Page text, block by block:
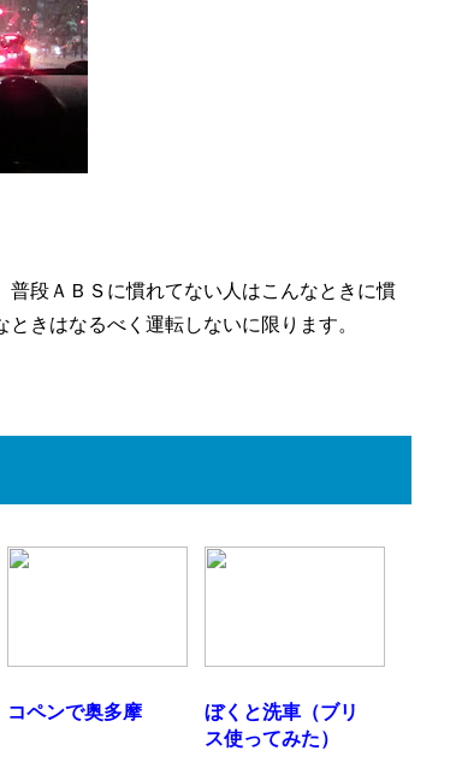
段ＡＢＳに慣れてない人はこんなときに慣
きはなるべく運転しないに限ります。
コペンで奥多摩
ぼくと洗車（ブリ
ス使ってみた）